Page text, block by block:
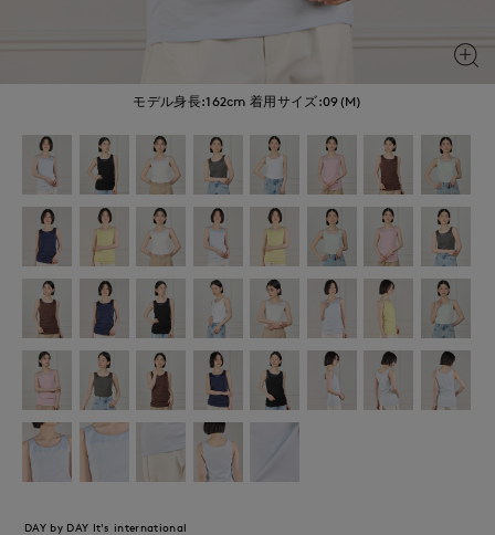
モデル身長:162cm 着用サイズ:09(M)
DAY by DAY It's international